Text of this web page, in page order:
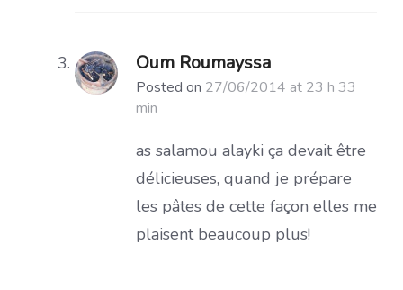
Oum Roumayssa
Posted on 27/06/2014 at 23 h 33
min
as salamou alayki ça devait être
délicieuses, quand je prépare
les pâtes de cette façon elles me
plaisent beaucoup plus!